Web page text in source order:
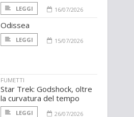
LEGGI 16/07/2026
Odissea
LEGGI 15/07/2026
FUMETTI
Star Trek: Godshock, oltre
la curvatura del tempo
LEGGI 26/07/2026